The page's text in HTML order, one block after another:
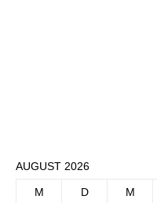
AUGUST 2026
M D M